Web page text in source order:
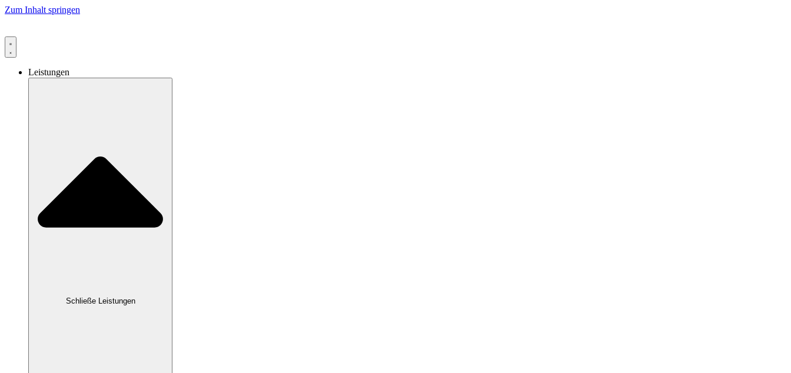
Zum Inhalt springen
Leistungen
Schließe Leistungen